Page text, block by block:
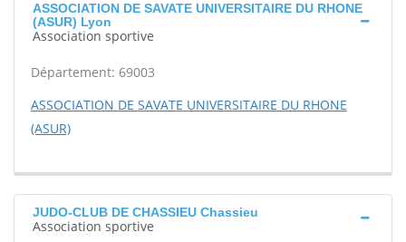
ASSOCIATION DE SAVATE UNIVERSITAIRE DU RHONE
(ASUR) Lyon
Association sportive
Département: 69003
ASSOCIATION DE SAVATE UNIVERSITAIRE DU RHONE
(ASUR)
JUDO-CLUB DE CHASSIEU Chassieu
Association sportive